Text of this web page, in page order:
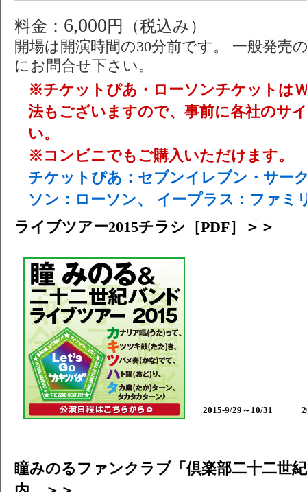
料金： 6,000円（税込み）
開場は開演時間の30分前です。 一般発売
にお問合せ下さい。
※チケットぴあ・ローソンチケットは
法もございますので、事前に各社のサ
い。
※コンビニでもご購入いただけます。
チケットぴあ：セブンイレブン・サー
ソン：ローソン、 イープラス：ファミ
ライブツアー2015チラシ［PDF］＞＞
2015-9/29～10/31
瞳みのるファンクラブ「倶楽部二十二世